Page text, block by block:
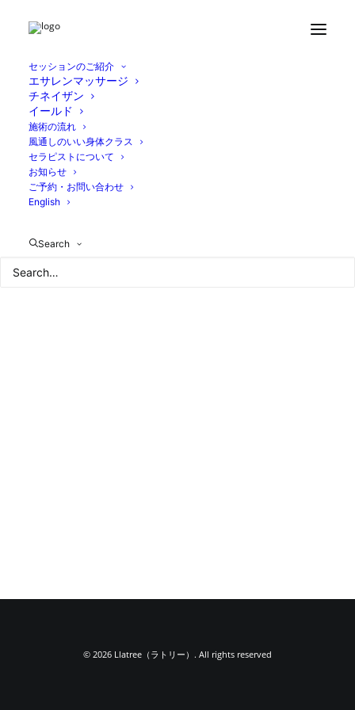
セッションのご紹介
エサレンマッサージ
チネイザン
イールド
施術の流れ
風通しのいい身体クラス
セラピストについて
お知らせ
ご予約・お問い合わせ
English
Search
29DD2622-2D39-41A8-B108-DF796375C81B
© 2026 Llatree（ラトリー）. All rights reserved